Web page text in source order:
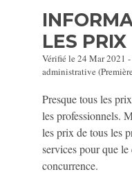
LES PRIX
Vérifié le 24 Mar 2021
administrative
Presque tous les
les professionnels.
les prix de tous les
services pour que
concurrence.